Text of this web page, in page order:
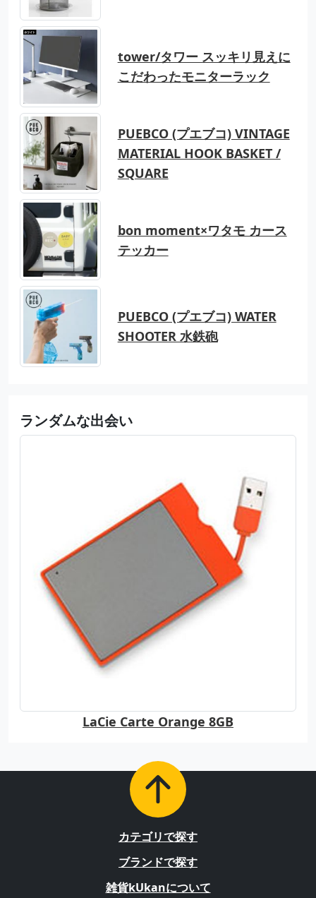
tower/タワー スッキリ見えに
こだわったモニターラック
PUEBCO (プエブコ) VINTAGE
MATERIAL HOOK BASKET /
SQUARE
bon moment×ワタモ カース
テッカー
PUEBCO (プエブコ) WATER
SHOOTER 水鉄砲
ランダムな出会い
LaCie Carte Orange 8GB
カテゴリで探す
ブランドで探す
雑貨kUkanについて